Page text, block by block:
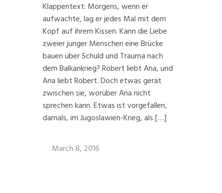
Klappentext: Morgens, wenn er
aufwachte, lag er jedes Mal mit dem
Kopf auf ihrem Kissen. Kann die Liebe
zweier junger Menschen eine Brücke
bauen über Schuld und Trauma nach
dem Balkankrieg? Robert liebt Ana, und
Ana liebt Robert. Doch etwas gerät
zwischen sie, worüber Ana nicht
sprechen kann. Etwas ist vorgefallen,
damals, im Jugoslawien-Krieg, als […]
March 8, 2016